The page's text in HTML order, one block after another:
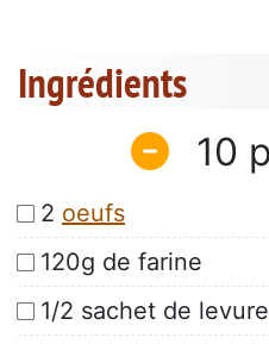
Ingrédients
10
2 oeufs
120g de farine
1/2 sachet de levure